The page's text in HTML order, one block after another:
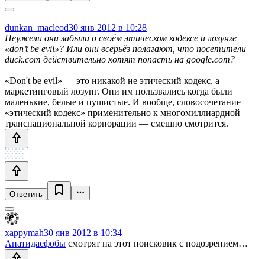
dunkan_macleod30 янв 2012 в 10:28
Неужели они забыли о своём этическом кодексе и лозунге
«don’t be evil»? Или они всерьёз полагают, что посетители
duck.com действительно хотят попасть на google.com?
«Don't be evil» — это никакой не этический кодекс, а
маркетинговый лозунг. Они им пользвались когда были
маленькие, белые и пушистые. И вообще, словосочетание
«этический кодекс» применительно к многомиллиардной
транснациональной корпорации — смешно смотрится.
Ответить
xappymah30 янв 2012 в 10:34
Анатидаефобы смотрят на этот поисковик с подозрением…